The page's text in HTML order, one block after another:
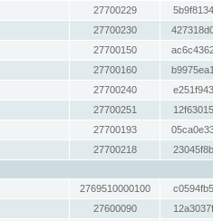
27700229
27700230
27700150
27700160
27700240
27700251
27700193
27700218
2769510000100
27600090